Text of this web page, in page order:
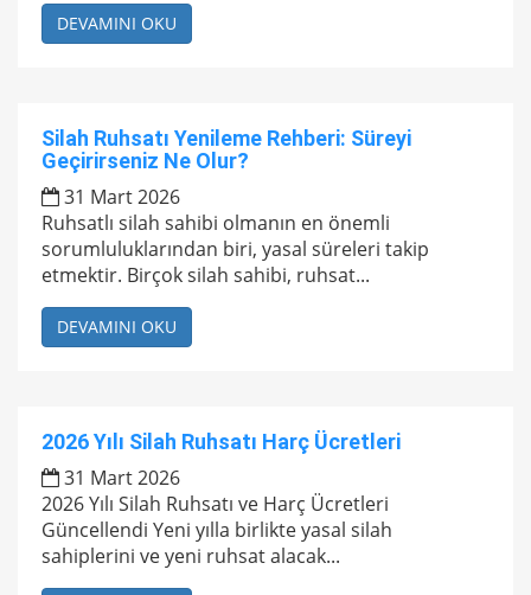
DEVAMINI OKU
Silah Ruhsatı Yenileme Rehberi: Süreyi
Geçirirseniz Ne Olur?
31 Mart 2026
Ruhsatlı silah sahibi olmanın en önemli
sorumluluklarından biri, yasal süreleri takip
etmektir. Birçok silah sahibi, ruhsat...
DEVAMINI OKU
2026 Yılı Silah Ruhsatı Harç Ücretleri
31 Mart 2026
2026 Yılı Silah Ruhsatı ve Harç Ücretleri
Güncellendi Yeni yılla birlikte yasal silah
sahiplerini ve yeni ruhsat alacak...